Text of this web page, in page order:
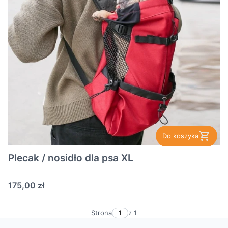
Do koszyka
Plecak / nosidło dla psa XL
Cena
175,00 zł
Strona z 1